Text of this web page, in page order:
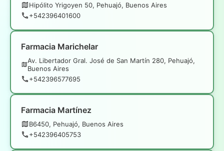
Hipólito Yrigoyen 50, Pehuajó, Buenos Aires
+542396401600
Farmacia Marichelar
Av. Libertador Gral. José de San Martín 280, Pehuajó,
Buenos Aires
+542396577695
Farmacia Martínez
B6450, Pehuajó, Buenos Aires
+542396405753